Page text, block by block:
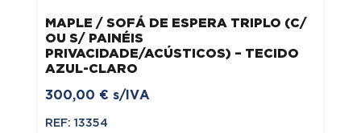
MAPLE / SOFÁ DE ESPERA TRIPLO (C/
OU S/ PAINÉIS
PRIVACIDADE/ACÚSTICOS) – TECIDO
AZUL-CLARO
300,00 € s/IVA
REF: 13354